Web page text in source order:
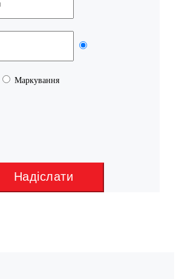
Маркування
Надіслати